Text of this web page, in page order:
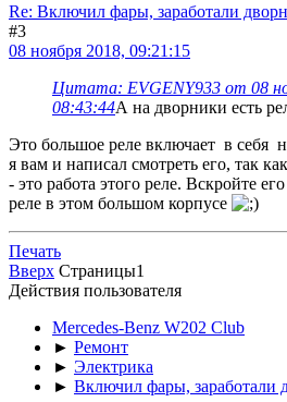
Re: Включил фары, заработали
#3
08 ноября 2018, 09:21:15
Цитата: EVGENY933 от 08
08:43:44А на дворники есть
Это большое реле включает в себя
я вам и написал смотреть его, так
- это работа этого реле. Вскройте
реле в этом большом корпусе
Печать
Вверх Страницы1
Действия пользователя
Mercedes-Benz W202 Club
► Ремонт
► Электрика
► Включил фары, заработали